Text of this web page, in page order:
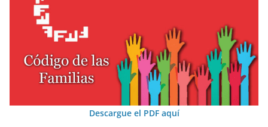
Descargue el PDF aquí